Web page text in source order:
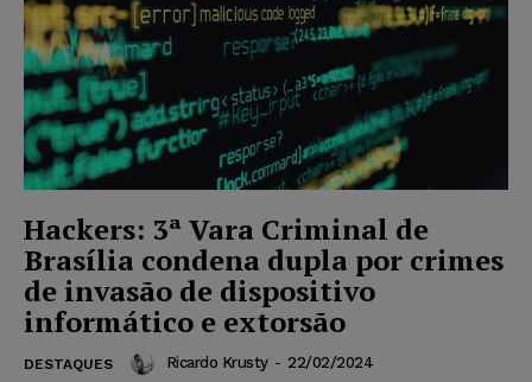
Hackers: 3ª Vara Criminal de
Brasília condena dupla por crimes
de invasão de dispositivo
informático e extorsão
DESTAQUES Ricardo Krusty - 22/02/2024